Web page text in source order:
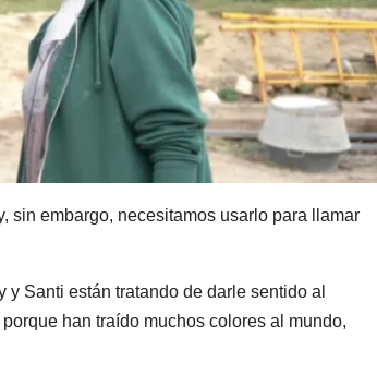
sin embargo, necesitamos usarlo para llamar
Santi están tratando de darle sentido al
han traído muchos colores al mundo,